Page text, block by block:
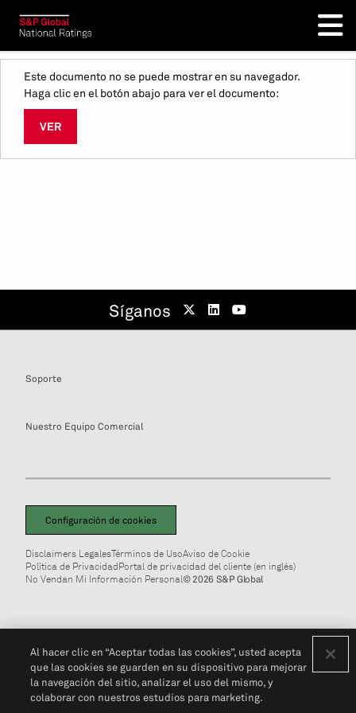
Este documento no se puede mostrar en su navegador.
Haga clic en el botón abajo para ver el documento:
VER
Síganos
Soporte
Nuestro Equipo Comercial
Configuración de cookies
Disclaimers LegalesTérminos de UsoAviso de Cookie
Política de PrivacidadPortal de privacidad del cliente (en inglés)
No Vendan Mi Información Personal© 2026 S&P Global
Al hacer clic en “Aceptar todas las cookies”, usted acepta
que las cookies se guarden en su dispositivo para mejorar
la navegación del sitio, analizar el uso del mismo, y
colaborar con nuestros estudios para marketing.